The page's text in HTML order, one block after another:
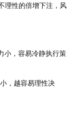
理性的倍增下注，风
小，容易冷静执行策
，越容易理性决